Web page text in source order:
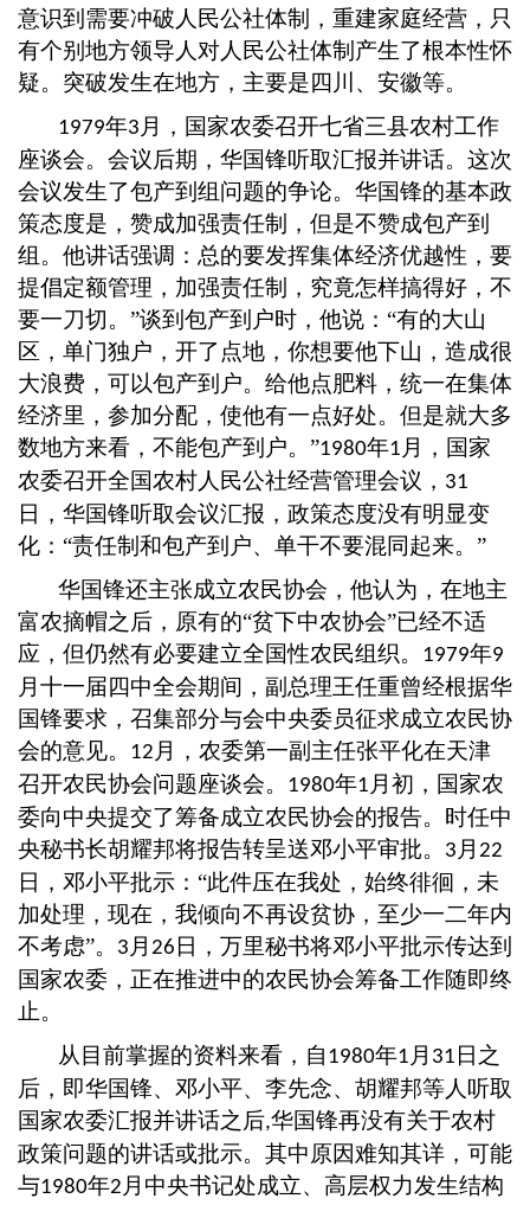
意识到需要冲破人民公社体制，重建家庭经营，只
有个别地方领导人对人民公社体制产生了根本性怀
疑。突破发生在地方，主要是四川、安徽等。
1979年3 月，国家农委召开七省三县农村工作
座谈会。会议后期，华国锋听取汇报并讲话。这次
会议发生了包产到组问题的争论。华国锋的基本政
策态度是，赞成加强责任制，但是不赞成包产到
组。他讲话强调：总的要发挥集体经济优越性，要
提倡定额管理，加强责任制，究竟怎样搞得好，不
要一刀切。”谈到包产到户时，他说：“有的大山
区，单门独户，开了点地，你想要他下山，造成很
大浪费，可以包产到户。给他点肥料，统一在集体
经济里，参加分配，使他有一点好处。但是就大多
数地方来看，不能包产到户。”1980年1 月，国家
农委召开全国农村人民公社经营管理会议， 31
日，华国锋听取会议汇报，政策态度没有明显变
化：“责任制和包产到户、单干不要混同起来。”
华国锋还主张成立农民协会，他认为，在地主
富农摘帽之后，原有的“贫下中农协会”已经不适
应，但仍然有必要建立全国性农民组织。
1979年9
月十一届四中全会期间，副总理王任重曾经根据华
国锋要求，召集部分与会中央委员征求成立农民协
会的意见。
12 月，农委第一副主任张平化在天津
召开农民协会问题座谈会。
1980年1 月初，国家农
委向中央提交了筹备成立农民协会的报告。时任中
央秘书长胡耀邦将报告转呈送邓小平审批。
3 月 22
日，邓小平批示：“此件压在我处，始终徘徊，未
加处理，现在，我倾向不再设贫协，至少一二年内
不考虑”。
3 月 26 日，万里秘书将邓小平批示传达到
国家农委，正在推进中的农民协会筹备工作随即终
止。
从目前掌握的资料来看，自 1980年1 月 31 日之
后，即华国锋、邓小平、李先念、胡耀邦等人听取
国家农委汇报并讲话之后,华国锋再没有关于农村
政策问题的讲话或批示。其中原因难知其详，可能
与1980年2 月中央书记处成立、高层权力发生结构